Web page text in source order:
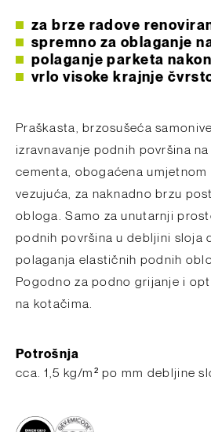
za brze radove
spremno za oblaganje
polaganje parketa
vrlo visoke krajnje
Praškasta, brzosušeća
izravnavanje podnih površina
cementa, obogaćena
vezujuća, za naknadno brzu
obloga. Samo za unutarnji
podnih površina u debljini sloja
polaganja elastičnih podnih
Pogodno za podno grijanje i
na kotačima.
Potrošnja
c​ca. 1,5 kg/m² po mm debljine